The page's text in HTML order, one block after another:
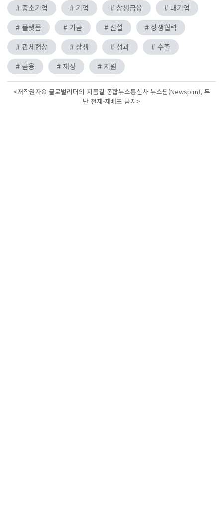
# 중소기업 # 기업 # 상생금융
# 대기업
# 플랫폼
# 기금 # 신설
# 상생협력
# 관세협상
# 상생 # 성과
# 수출
# 금융
# 재정 # 지원
<저작권자© 글로벌리더의 지름길 종합뉴스통신사 뉴스핌(Newspim), 무
단 전재-재배포 금지>